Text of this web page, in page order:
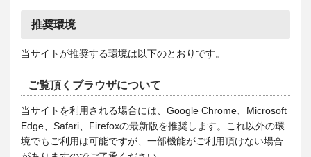
推奨環境
当サイトが推奨する環境は以下のとおりです。
ご覧頂くブラウザについて
当サイトを利用される場合には、Google Chrome、Microsoft
Edge、Safari、Firefoxの最新版を推奨します。これ以外の環
境でもご利用は可能ですが、一部機能がご利用頂けない場合